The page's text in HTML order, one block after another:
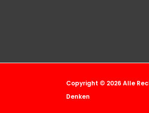
Copyright © 2026 Alle
Denken